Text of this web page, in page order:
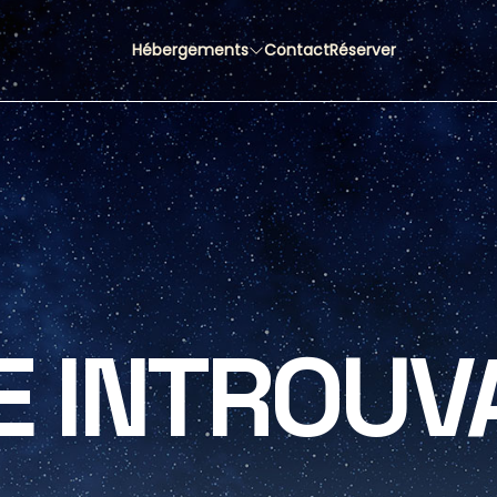
Hébergements ContactRéserver